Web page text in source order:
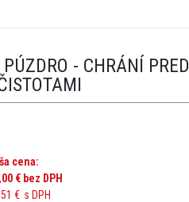
- CHRÁNÍ PRED
cena:
€ bez DPH
€ s DPH